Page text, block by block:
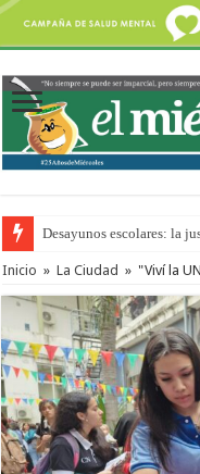
Desayunos escolares: la
“La Feria en tu Barrio”
Inicio » La Ciudad » "Viví la